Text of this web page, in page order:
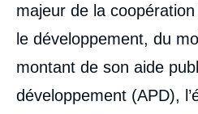
majeur de la
le développement, du
montant de son aide
développement (APD),